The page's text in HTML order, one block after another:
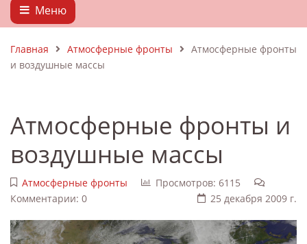
Меню
Главная Атмосферные фронты
Атмосферные фронты
и воздушные массы
Атмосферные фронты и
воздушные массы
Атмосферные фронты
Просмотров: 6115
Комментарии: 0
25 декабря 2009 г.